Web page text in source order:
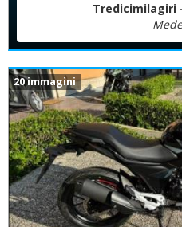
Tredicimilagiri
20 immagini